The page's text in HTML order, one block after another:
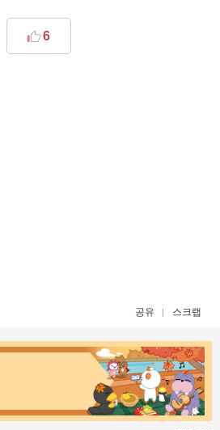
6
공유 스크랩